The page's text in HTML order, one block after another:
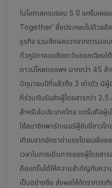
ในโอกาสครบรอบ 5 ปี แกร็บเผย
Together’ ซึ่งประกอบไปด้วยข้
ธุรกิจ รวมถึงผลบวกจากการมอ
ทั่วภูมิภาคเอเชียตะวันออกเฉีย
ดาวน์โหลดแอพฯ มากกว่า 45 ล้
มิถุนายนปีที่แล้วถึง 3 เท่าตัว มี
ที่ร่วมกันรับส่งผู้โดยสารกว่า 2.5
สำหรับในประเทศไทย แกร็บคือ
ให้สมาชิกพาร์ทเนอร์ผู้ขับขี่ชาวไ
เทียบจากอัตราค่าแรงโดยเฉลี่ยข
เวลาในการเดินทางของผู้โดยสา
คือแกร็บได้ให้ความสำคัญกับค
เป็นอย่างยิ่ง ส่งผลให้อัตราการเ